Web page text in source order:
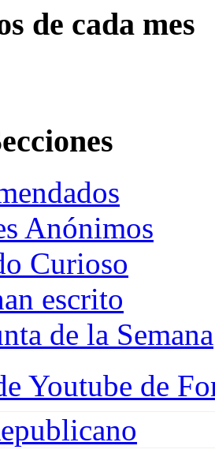
de cada mes
Anónimos
Curioso
escrito
de la Semana